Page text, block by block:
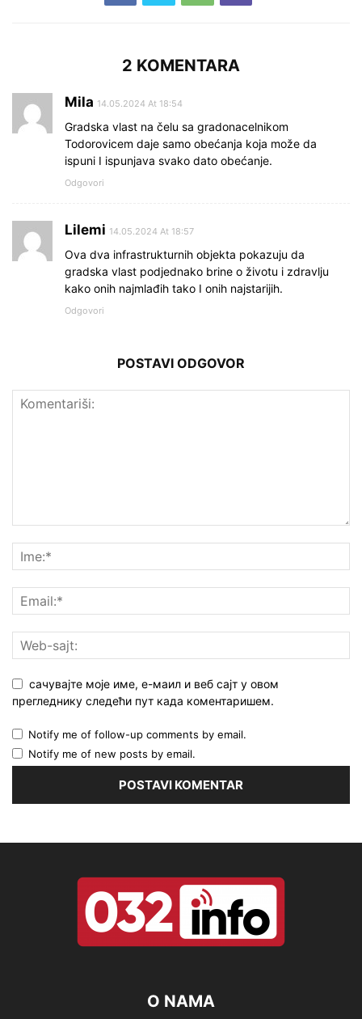
2 KOMENTARA
Mila 14.05.2024 At 18:54
Gradska vlast na čelu sa gradonacelnikom
Todorovicem daje samo obećanja koja može da
ispuni I ispunjava svako dato obećanje.
Odgovori
Lilemi 14.05.2024 At 18:57
Ova dva infrastrukturnih objekta pokazuju da
gradska vlast podjednako brine o životu i zdravlju
kako onih najmlađih tako I onih najstarijih.
Odgovori
POSTAVI ODGOVOR
сачувајте моје име, е-маил и веб сајт у овом
прегледнику следећи пут када коментаришем.
Notify me of follow-up comments by email.
Notify me of new posts by email.
O NAMA